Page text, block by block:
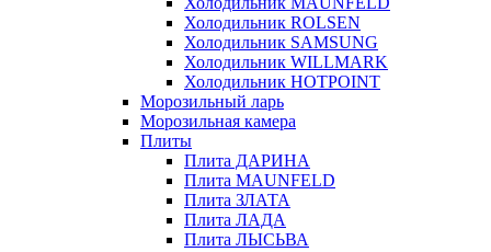
Холодильник ROLSEN
Холодильник SAMSUNG
Холодильник WILLMARK
Холодильник HOTPOINT
Морозильный ларь
Морозильная камера
Плиты
Плита ДАРИНА
Плита MAUNFELD
Плита ЗЛАТА
Плита ЛАДА
Плита ЛЫСЬВА